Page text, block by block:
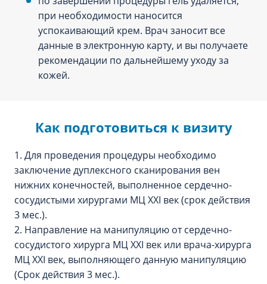
при необходимости наносится
успокаивающий крем. Врач заносит все
данные в электронную карту, и вы получаете
рекомендации по дальнейшему уходу за
кожей.
Как подготовиться к визиту
1. Для проведения процедуры необходимо
заключение дуплексного сканирования вен
нижних конечностей, выполненное сердечно-
сосудистыми хирургами МЦ XXI век (срок действия
3 мес.).
2. Направление на манипуляцию от сердечно-
сосудистого хирурга МЦ XXI век или врача-хирурга
МЦ XXI век, выполняющего данную манипуляцию
(Срок действия 3 мес.).